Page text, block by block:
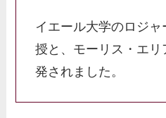
イエール大学のロジ
授と、モーリス・エ
発されました。